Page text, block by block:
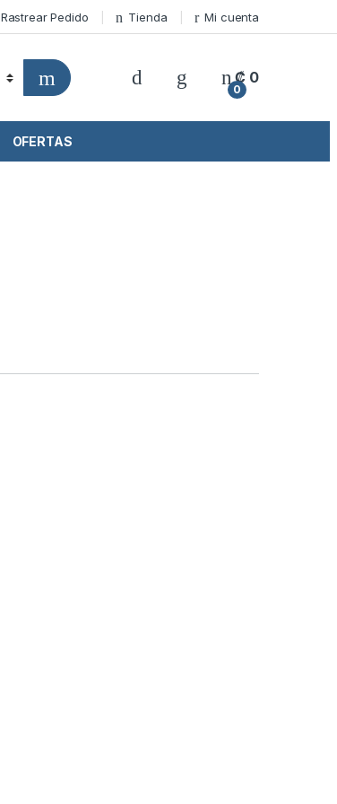
Rastrear Pedido Tienda Mi cuenta
0
₡ 0
OFERTAS